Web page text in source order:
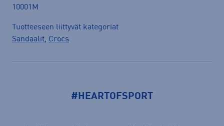
10001M
Tuotteeseen liittyvät kategoriat
Sandaalit, Crocs
#HEARTOFSPORT